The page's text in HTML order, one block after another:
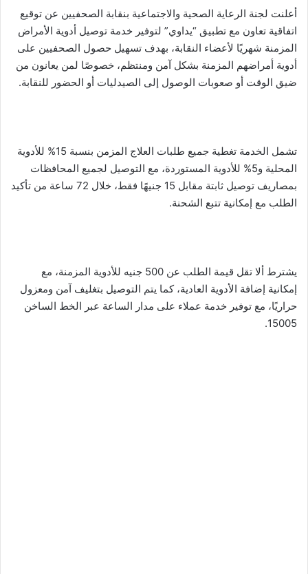
أعلنت لجنة الرعاية الصحية والاجتماعية بنقابة الصحفيين عن توقيع
اتفاقية تعاون مع تطبيق “يداوي” لتوفير خدمة توصيل أدوية الأمراض
المزمنة شهريًا لأعضاء النقابة، بهدف تسهيل حصول الصحفيين على
أدوية أمراضهم المزمنة بشكل آمن ومنتظم، خصوصًا لمن يعانون من
ضيق الوقت أو صعوبات الوصول إلى الصيدليات أو الحضور للنقابة.
تشمل الخدمة تغطية جميع طلبات العلاج المزمن بنسبة 15% للأدوية
المحلية و5% للأدوية المستوردة، مع التوصيل لجميع المحافظات
بمصاريف توصيل ثابتة مقابل 15 جنيهًا فقط، خلال 72 ساعة من تأكيد
الطلب مع إمكانية تتبع الشحنة.
يشترط ألا تقل قيمة الطلب عن 500 جنيه للأدوية المزمنة، مع
إمكانية إضافة الأدوية العادية، كما يتم التوصيل بتغليف آمن ومعزول
حراريًا، مع توفير خدمة عملاء على مدار الساعة عبر الخط الساخن
15005.